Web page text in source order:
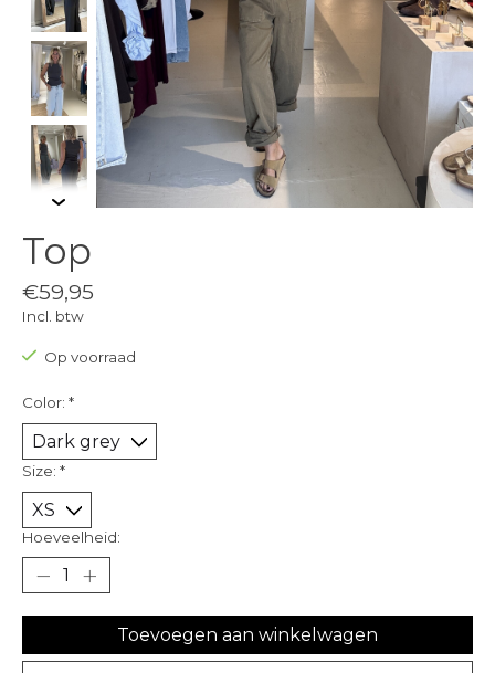
Top
€59,95
Incl. btw
Op voorraad
Color: *
Size: *
Hoeveelheid:
Toevoegen aan winkelwagen